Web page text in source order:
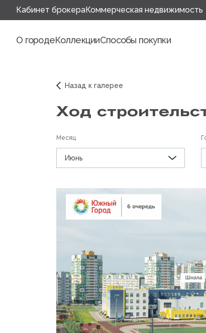
Кабинет брокераКоммерческая недвижимость
О городеКоллекцииСпособы покупки
Назад к галерее
Ход
Месяц
Июнь